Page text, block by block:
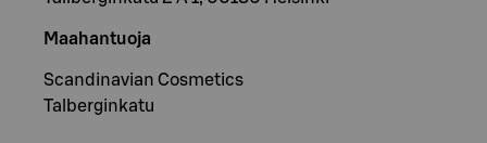
Maahantuoja
Scandinavian Cosmetics
Talberginkatu